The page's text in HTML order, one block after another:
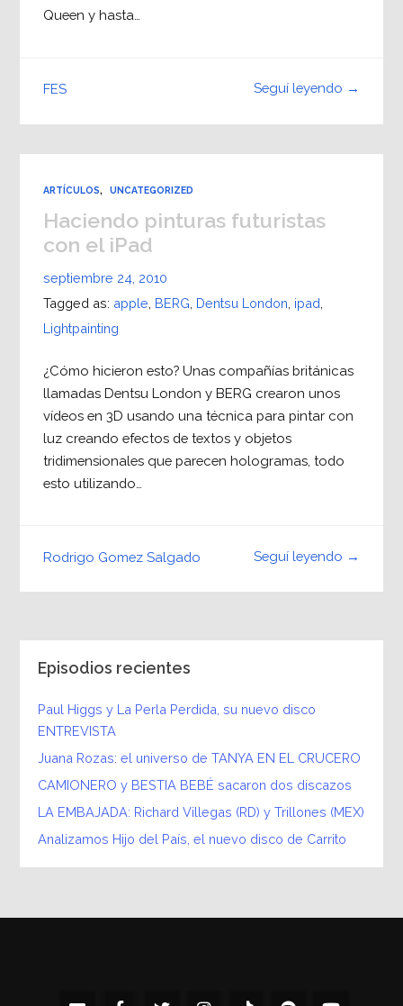
Queen y hasta…
Seguí leyendo →
FES
ARTÍCULOS, UNCATEGORIZED
Haciendo pinturas futuristas
con el iPad
septiembre 24, 2010
Tagged as: apple BERG Dentsu London ipad
Lightpainting
¿Cómo hicieron esto? Unas compañías británicas
llamadas Dentsu London y BERG crearon unos
vídeos en 3D usando una técnica para pintar con
luz creando efectos de textos y objetos
tridimensionales que parecen hologramas, todo
esto utilizando…
Seguí leyendo →
Rodrigo Gomez Salgado
Episodios recientes
Paul Higgs y La Perla Perdida, su nuevo disco
ENTREVISTA
Juana Rozas: el universo de TANYA EN EL CRUCERO
CAMIONERO y BESTIA BEBÉ sacaron dos discazos
LA EMBAJADA: Richard Villegas (RD) y Trillones (MEX)
Analizamos Hijo del País, el nuevo disco de Carrito